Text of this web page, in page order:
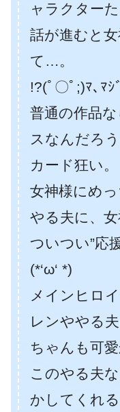
ャラクターた
話が進むと
て…。
!?(ﾟ〇ﾟ;)ﾏ､ﾏ
普通の作品
スなんだろ
カード狂い。
女神様にめ
やる夫に、
ついつい”応
(*‘ω‘ *)
メインヒロ
レンややる
ちゃんも可愛
このやる夫
かしてくれ